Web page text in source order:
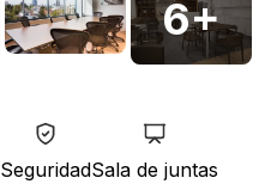
6+
SeguridadSala de juntas